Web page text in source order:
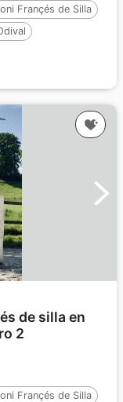
Françés de Silla
de silla en
2
Françés de Silla